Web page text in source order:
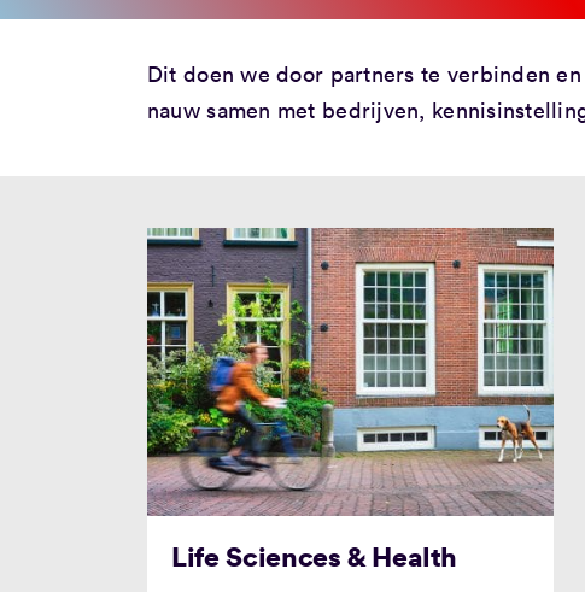
Dit doen we door partners te verbinden
nauw samen met bedrijven,
Life Sciences & Health